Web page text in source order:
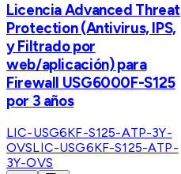
Licencia Advanced Threat
Protection (Antivirus, IPS,
y Filtrado por
web/aplicación) para
Firewall USG6000F-S125
por 3 años
LIC-USG6KF-S125-ATP-3Y-
OVSLIC-USG6KF-S125-ATP-
3Y-OVS